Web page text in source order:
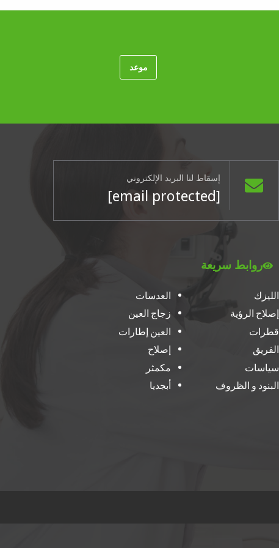
موعد
إسقاط لنا البريد الإلكتروني
[email protected]
روابط سريعة
العدسات
الليزك
زجاج العين
إصلاح الرؤية
العين إطارات
قطرات
إصلاح
الفريق
مكمثر
سياسات
أبجديا
البنود و الظروف